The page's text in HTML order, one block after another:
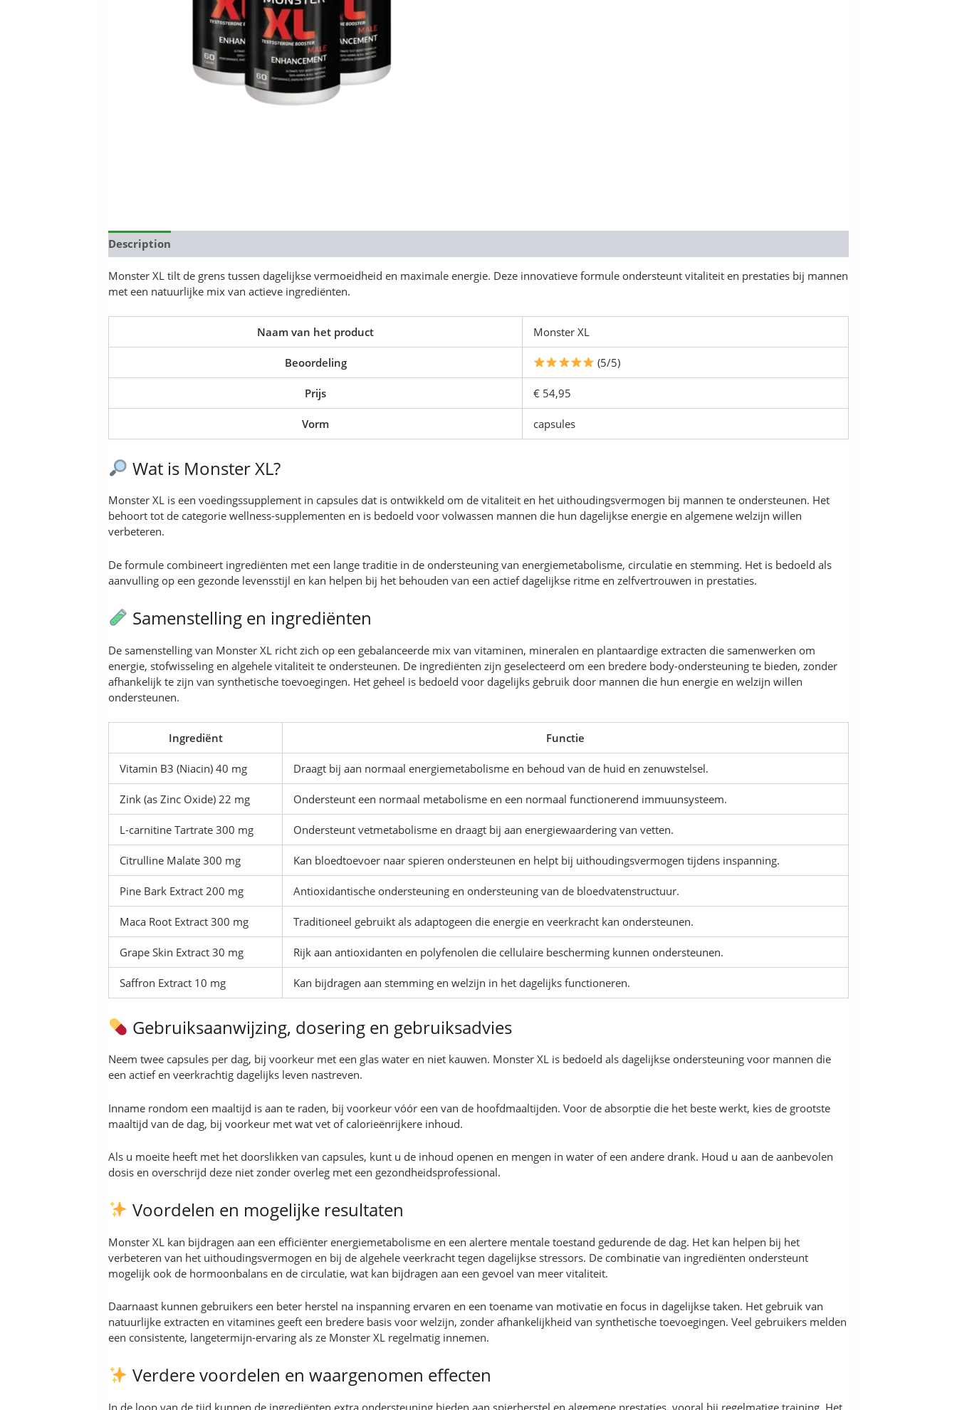
Description
Monster XL tilt de grens tussen dagelijkse vermoeidheid en maximale energie. Deze innovatieve formule ondersteunt vitaliteit en prestaties bij mannen
met een natuurlijke mix van actieve ingrediënten.
Naam van het product Monster XL
Beoordeling (5/5)
Prijs € 54,95
Vorm capsules
Wat is Monster XL?
Monster XL is een voedingssupplement in capsules dat is ontwikkeld om de vitaliteit en het uithoudingsvermogen bij mannen te ondersteunen. Het
behoort tot de categorie wellness-supplementen en is bedoeld voor volwassen mannen die hun dagelijkse energie en algemene welzijn willen
verbeteren.
De formule combineert ingrediënten met een lange traditie in de ondersteuning van energiemetabolisme, circulatie en stemming. Het is bedoeld als
aanvulling op een gezonde levensstijl en kan helpen bij het behouden van een actief dagelijkse ritme en zelfvertrouwen in prestaties.
Samenstelling en ingrediënten
De samenstelling van Monster XL richt zich op een gebalanceerde mix van vitaminen, mineralen en plantaardige extracten die samenwerken om
energie, stofwisseling en algehele vitaliteit te ondersteunen. De ingrediënten zijn geselecteerd om een bredere body-ondersteuning te bieden, zonder
afhankelijk te zijn van synthetische toevoegingen. Het geheel is bedoeld voor dagelijks gebruik door mannen die hun energie en welzijn willen
ondersteunen.
Ingrediënt Functie
Vitamin B3 (Niacin) 40 mg Draagt bij aan normaal energiemetabolisme en behoud van de huid en zenuwstelsel.
Zink (as Zinc Oxide) 22 mg Ondersteunt een normaal metabolisme en een normaal functionerend immuunsysteem.
L-carnitine Tartrate 300 mg Ondersteunt vetmetabolisme en draagt bij aan energiewaardering van vetten.
Citrulline Malate 300 mg Kan bloedtoevoer naar spieren ondersteunen en helpt bij uithoudingsvermogen tijdens inspanning.
Pine Bark Extract 200 mg Antioxidantische ondersteuning en ondersteuning van de bloedvatenstructuur.
Maca Root Extract 300 mg Traditioneel gebruikt als adaptogeen die energie en veerkracht kan ondersteunen.
Grape Skin Extract 30 mg Rijk aan antioxidanten en polyfenolen die cellulaire bescherming kunnen ondersteunen.
Saffron Extract 10 mg Kan bijdragen aan stemming en welzijn in het dagelijks functioneren.
Gebruiksaanwijzing, dosering en gebruiksadvies
Neem twee capsules per dag, bij voorkeur met een glas water en niet kauwen. Monster XL is bedoeld als dagelijkse ondersteuning voor mannen die
een actief en veerkrachtig dagelijks leven nastreven.
Inname rondom een maaltijd is aan te raden, bij voorkeur vóór een van de hoofdmaaltijden. Voor de absorptie die het beste werkt, kies de grootste
maaltijd van de dag, bij voorkeur met wat vet of calorieënrijkere inhoud.
Als u moeite heeft met het doorslikken van capsules, kunt u de inhoud openen en mengen in water of een andere drank. Houd u aan de aanbevolen
dosis en overschrijd deze niet zonder overleg met een gezondheidsprofessional.
Voordelen en mogelijke resultaten
Monster XL kan bijdragen aan een efficiënter energiemetabolisme en een alertere mentale toestand gedurende de dag. Het kan helpen bij het
verbeteren van het uithoudingsvermogen en bij de algehele veerkracht tegen dagelijkse stressors. De combinatie van ingrediënten ondersteunt
mogelijk ook de hormoonbalans en de circulatie, wat kan bijdragen aan een gevoel van meer vitaliteit.
Daarnaast kunnen gebruikers een beter herstel na inspanning ervaren en een toename van motivatie en focus in dagelijkse taken. Het gebruik van
natuurlijke extracten en vitamines geeft een bredere basis voor welzijn, zonder afhankelijkheid van synthetische toevoegingen. Veel gebruikers melden
een consistente, langetermijn-ervaring als ze Monster XL regelmatig innemen.
Verdere voordelen en waargenomen effecten